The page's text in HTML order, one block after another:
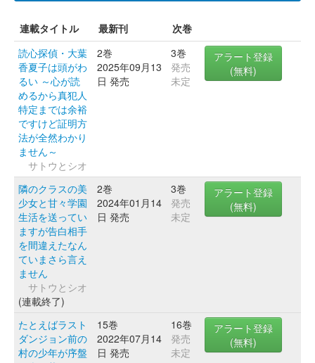
連載タイトル 最新刊
次巻
読心探偵・大葉
香夏子は頭がわ
るい ～心が読
めるから真犯人
特定までは余裕
ですけど証明方
法が全然わかり
ません～
サトウとシオ
2巻
2025年09月13
日 発売
3巻
発売
未定
アラート登録
(無料)
隣のクラスの美
少女と甘々学園
生活を送ってい
ますが告白相手
を間違えたなん
ていまさら言え
ません
サトウとシオ
(連載終了)
2巻
2024年01月14
日 発売
3巻
発売
未定
アラート登録
(無料)
たとえばラスト
ダンジョン前の
村の少年が序盤
15巻
2022年07月14
日 発売
16巻
発売
未定
アラート登録
(無料)